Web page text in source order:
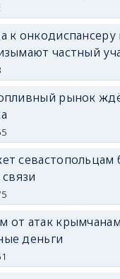
к онкодиспансеру
частный
рынок
севастопольцам
от атак
деньги